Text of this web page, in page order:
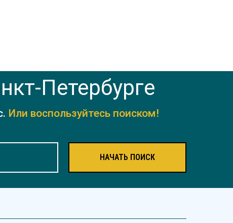
Петербурге
Или воспользуйтесь поиском!
НАЧАТЬ ПОИСК